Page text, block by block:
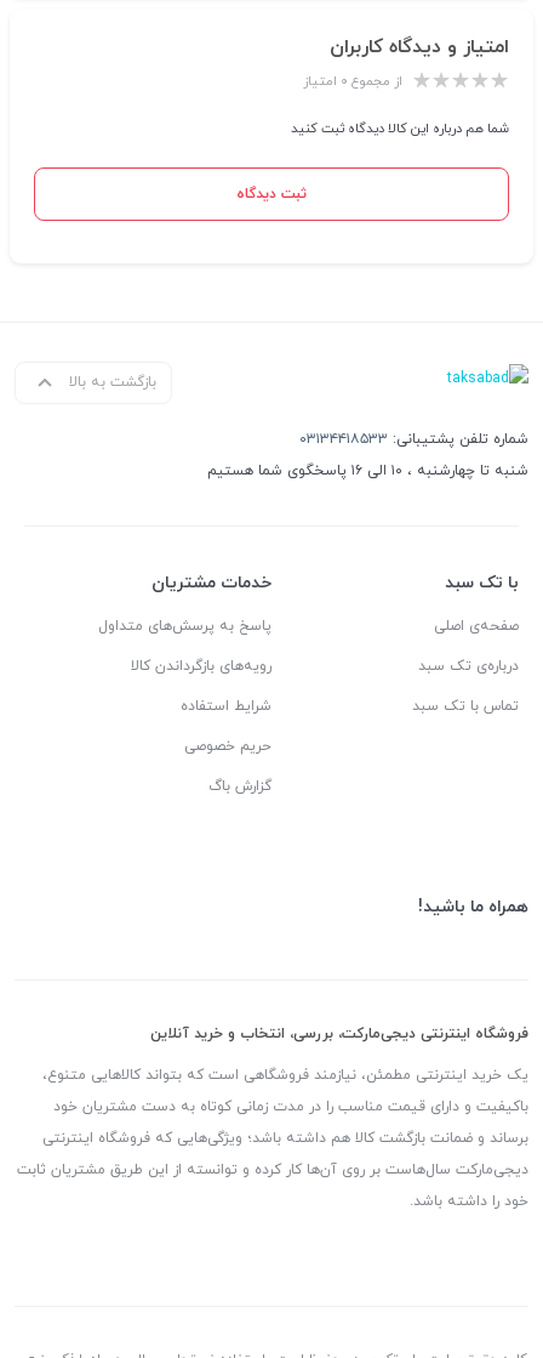
امتیاز و دیدگاه کاربران
از مجموع ۰ امتیاز
شما هم درباره این کالا دیدگاه ثبت کنید
ثبت دیدگاه
بازگشت به بالا
شماره تلفن پشتیبانی: ۰۳۱۳۴۴۱۸۵۳۳
شنبه تا چهارشنبه ، ۱۰ الی ۱۶ پاسخگوی شما هستیم
با تک سبد
صفحه‌ی اصلی
درباره‌ی تک سبد
تماس با تک سبد
خدمات مشتریان
پاسخ به پرسش‌های متداول
رویه‌های بازگرداندن کالا
شرایط استفاده
حریم خصوصی
گزارش باگ
همراه ما باشید!
فروشگاه اینترنتی دیجی‌مارکت، بررسی، انتخاب و خرید آنلاین
یک خرید اینترنتی مطمئن، نیازمند فروشگاهی است که بتواند کالاهایی متنوع،
باکیفیت و دارای قیمت مناسب را در مدت زمانی کوتاه به دست مشتریان خود
برساند و ضمانت بازگشت کالا هم داشته باشد؛ ویژگی‌هایی که فروشگاه اینترنتی
دیجی‌مارکت سال‌هاست بر روی آن‌ها کار کرده و توانسته از این طریق مشتریان ثابت
خود را داشته باشد.